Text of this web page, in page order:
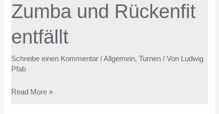
Zumba und Rückenfit
entfällt
Schreibe einen Kommentar /Allgemein,Turnen / Von Ludwig
Pfab
Rückenfit
entfällt
Read More »